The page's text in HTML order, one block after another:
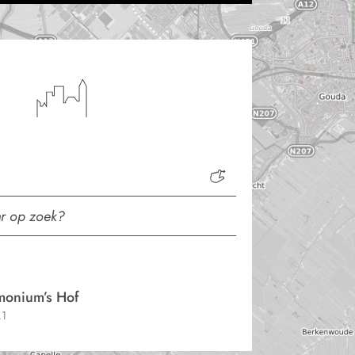
Hof